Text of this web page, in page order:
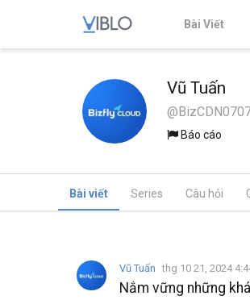
Bài Viết
Vũ Tuấn
Báo cáo
Bài viết Series Câu hỏi
Vũ Tuấn thg 10 21, 2024
Nắm vững những